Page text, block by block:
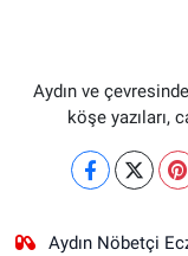
Aydın ve
köşe yazıları,
Aydın Nöbetçi